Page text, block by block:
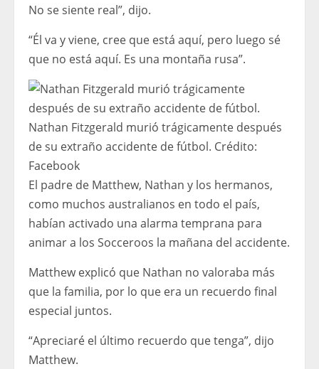
No se siente real”, dijo.
“Él va y viene, cree que está aquí, pero luego sé
que no está aquí. Es una montaña rusa”.
Nathan Fitzgerald murió trágicamente después
de su extraño accidente de fútbol. Crédito:
Facebook
El padre de Matthew, Nathan y los hermanos,
como muchos australianos en todo el país,
habían activado una alarma temprana para
animar a los Socceroos la mañana del accidente.
Matthew explicó que Nathan no valoraba más
que la familia, por lo que era un recuerdo final
especial juntos.
“Apreciaré el último recuerdo que tenga”, dijo
Matthew.